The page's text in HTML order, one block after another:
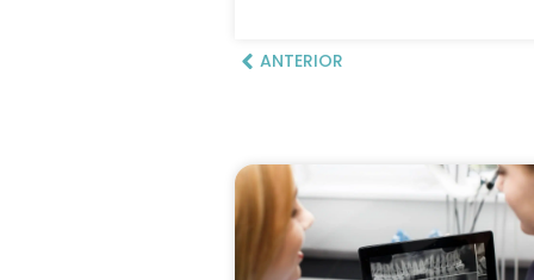
ANTERIOR